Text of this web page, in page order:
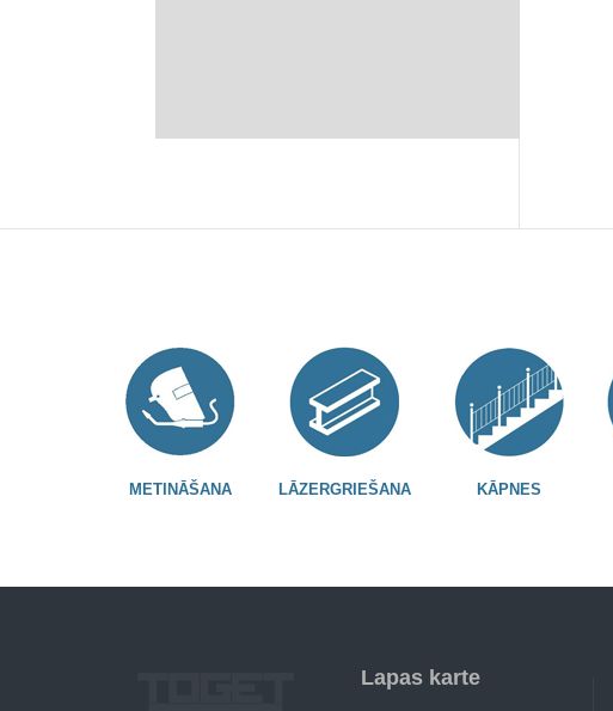
METINĀŠANA LĀZERGRIEŠANA KĀPNES
Lapas karte